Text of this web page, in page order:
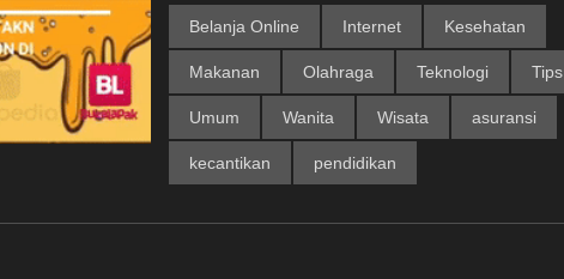
Belanja Online Internet Kesehatan
Makanan Olahraga Teknologi Tips
Umum Wanita Wisata asuransi
kecantikan pendidikan